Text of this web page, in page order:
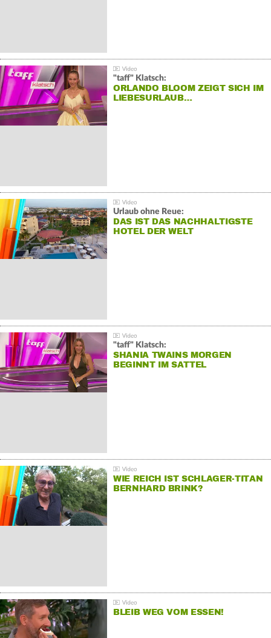
"taff" Klatsch:
ORLANDO BLOOM ZEIGT SICH IM
LIEBESURLAUB…
Urlaub ohne Reue:
DAS IST DAS NACHHALTIGSTE
HOTEL DER WELT
"taff" Klatsch:
SHANIA TWAINS MORGEN
BEGINNT IM SATTEL
WIE REICH IST SCHLAGER-TITAN
BERNHARD BRINK?
BLEIB WEG VOM ESSEN!